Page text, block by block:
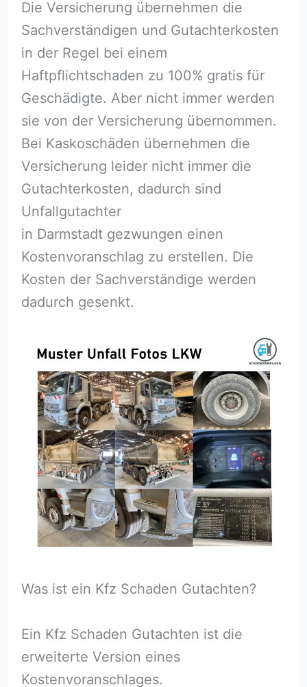
Die Versicherung übernehmen die
Sachverständigen und Gutachterkosten
in der Regel bei einem
Haftpflichtschaden zu 100% gratis für
Geschädigte. Aber nicht immer werden
sie von der Versicherung übernommen.
Bei Kaskoschäden übernehmen die
Versicherung leider nicht immer die
Gutachterkosten, dadurch sind
Unfallgutachter
in Darmstadt gezwungen einen
Kostenvoranschlag zu erstellen. Die
Kosten der Sachverständige werden
dadurch gesenkt.
Was ist ein Kfz Schaden Gutachten?
Ein Kfz Schaden Gutachten ist die
erweiterte Version eines
Kostenvoranschlages.